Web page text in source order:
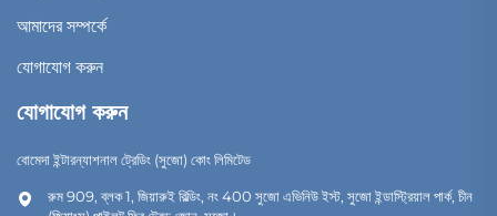
আমাদের সম্পর্কে
যোগাযোগ করুন
যোগাযোগ করুন
বোমেদা ইন্টারন্যাশনাল ট্রেডিং (সুজো) কোং লিমিটেড
রুম 909, ব্লক 1, জিয়ারুই বিল্ডিং, নং 400 সুজো এভিনিউ ইস্ট, সুজো ইন্ডাস্ট্রিয়াল পার্ক, চীন